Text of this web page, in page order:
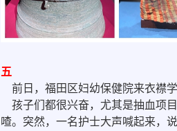
五
前日，福田区妇幼保健院来衣襟
孩子们都很兴奋，尤其是抽血项
喳。突然，一名护士大声喊起来，